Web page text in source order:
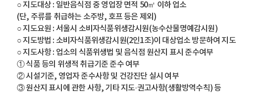
○ 지도대상 : 일반음식점 중 영업장 면적 50㎡ 이하 업소
(단, 주류를 취급하는 소주방, 호프 등은 제외)
○ 지도요원 : 서울시 소비자식품위생감시원(농수산물명예감시원)
○ 지도방법 : 소비자식품위생감시원(2인1조)이 대상업소 방문하여 지도
○ 지도사항 : 업소의 식품위생법 및 음식점 원산지 표시 준수여부
① 식품 등의 위생적 취급기준 준수 여부
② 시설기준, 영업자 준수사항 및 건강진단 실시 여부
③ 원산지 표시에 관한 사항, 기타 지도·권고사항(생활방역수칙) 등